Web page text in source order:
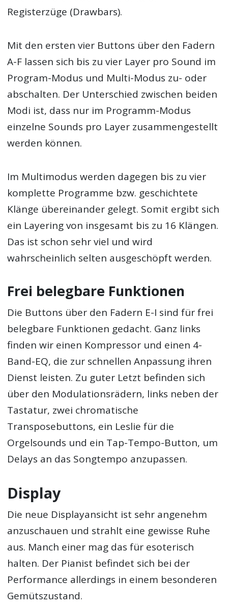
Registerzüge (Drawbars).
Mit den ersten vier Buttons über den Fadern
A-F lassen sich bis zu vier Layer pro Sound im
Program-Modus und Multi-Modus zu- oder
abschalten. Der Unterschied zwischen beiden
Modi ist, dass nur im Programm-Modus
einzelne Sounds pro Layer zusammengestellt
werden können.
Im Multimodus werden dagegen bis zu vier
komplette Programme bzw. geschichtete
Klänge übereinander gelegt. Somit ergibt sich
ein Layering von insgesamt bis zu 16 Klängen.
Das ist schon sehr viel und wird
wahrscheinlich selten ausgeschöpft werden.
Frei belegbare Funktionen
Die Buttons über den Fadern E-I sind für frei
belegbare Funktionen gedacht. Ganz links
finden wir einen Kompressor und einen 4-
Band-EQ, die zur schnellen Anpassung ihren
Dienst leisten. Zu guter Letzt befinden sich
über den Modulationsrädern, links neben der
Tastatur, zwei chromatische
Transposebuttons, ein Leslie für die
Orgelsounds und ein Tap-Tempo-Button, um
Delays an das Songtempo anzupassen.
Display
Die neue Displayansicht ist sehr angenehm
anzuschauen und strahlt eine gewisse Ruhe
aus. Manch einer mag das für esoterisch
halten. Der Pianist befindet sich bei der
Performance allerdings in einem besonderen
Gemütszustand.